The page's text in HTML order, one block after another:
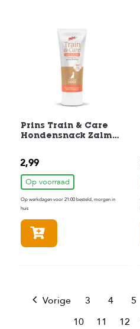
Prins Train & Care
Hondensnack Zalm
2,99
Op voorraad
Op werkdagen voor 21:00 besteld, morgen in
huis
Vorige 3 4 5
10
11 12